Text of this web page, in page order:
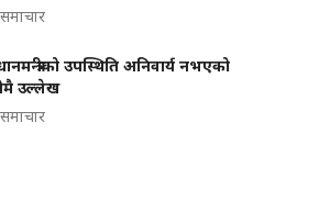
समाचार
उपस्थिति अनिवार्य नभएको
उल्लेख
समाचार